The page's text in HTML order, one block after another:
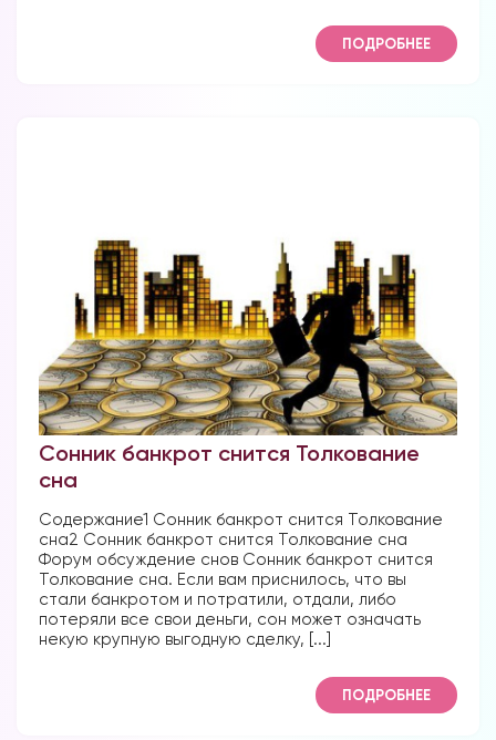
ПОДРОБНЕЕ
Сонник банкрот снится Толкование
сна
Содержание1 Сонник банкрот снится Толкование
сна2 Сонник банкрот снится Толкование сна
Форум обсуждение снов Сонник банкрот снится
Толкование сна. Если вам приснилось, что вы
стали банкротом и потратили, отдали, либо
потеряли все свои деньги, сон может означать
некую крупную выгодную сделку, [...]
ПОДРОБНЕЕ
Форум на сайте